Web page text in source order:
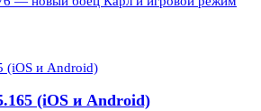
(iOS и Android)